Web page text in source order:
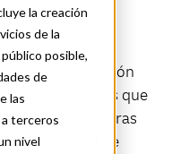
la creación
de la
posible,
de
las
terceros
nivel
una aplicación
motivos por los que
de compras
la facilidad de